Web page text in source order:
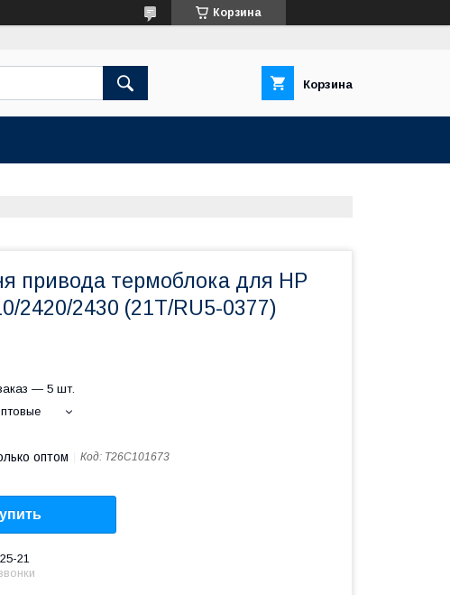
Корзина
Корзина
привода термоблока для HP
2420/2430 (21T/RU5-0377)
— 5 шт.
оптом Код: T26C101673
21